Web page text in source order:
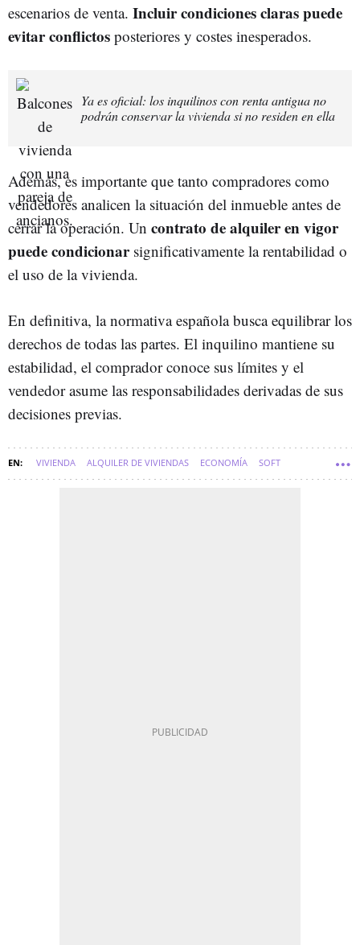
escenarios de venta. Incluir condiciones claras puede
evitar conflictos posteriores y costes inesperados.
Ya es oficial: los inquilinos con renta antigua no
podrán conservar la vivienda si no residen en ella
Además, es importante que tanto compradores como
vendedores analicen la situación del inmueble antes de
cerrar la operación. Un contrato de alquiler en vigor
puede condicionarsignificativamente la rentabilidad o
el uso de la vivienda.
En definitiva, la normativa española busca equilibrar los
derechos de todas las partes. El inquilino mantiene su
estabilidad, el comprador conoce sus límites y el
vendedor asume las responsabilidades derivadas de sus
decisiones previas.
VIVIENDA ALQUILER DE VIVIENDAS ECONOMÍA SOFT